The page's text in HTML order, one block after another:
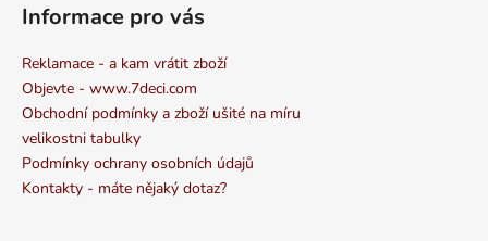
Informace pro vás
Reklamace - a kam vrátit zboží
Objevte - www.7deci.com
Obchodní podmínky a zboží ušité na míru
velikostni tabulky
Podmínky ochrany osobních údajů
Kontakty - máte nějaký dotaz?